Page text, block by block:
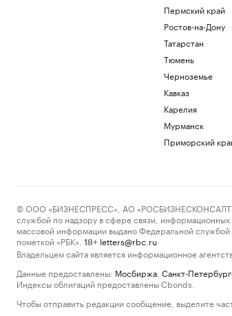
Пермский край
Ростов-на-Дону
Татарстан
Тюмень
Черноземье
Кавказ
Карелия
Мурманск
Приморский
© ООО «БИЗНЕСПРЕСС», АО
службой по надзору в сфере связи,
массовой информации выдано Федеральной
пометкой «РБК».
18+ letters@rbc.ru
Владельцем сайта является информационное
Данные предоставлены: Мосбиржа Санкт-
Индексы облигаций предоставлены Cbonds.
Чтобы отправить редакции сообщение, выделите